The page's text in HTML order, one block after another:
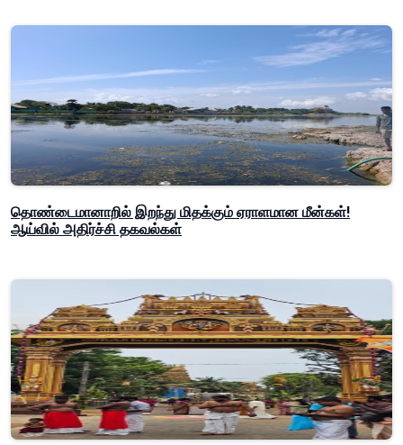
தொண்டைமானாறில் இறந்து மிதக்கும் ஏராளமான மீன்கள்!
ஆய்வில் அதிர்ச்சி தகவல்கள்